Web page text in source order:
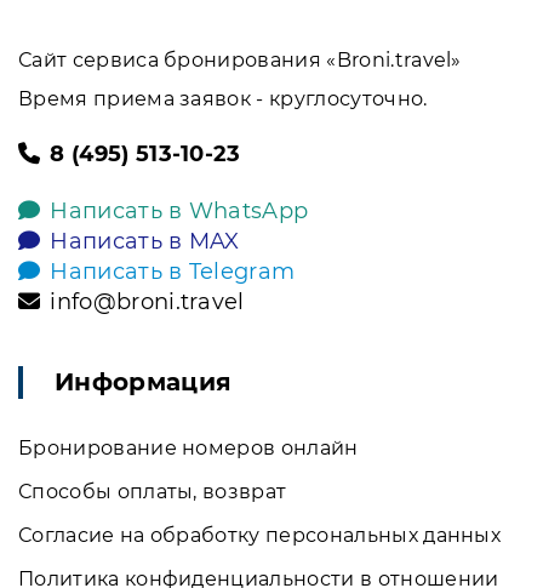
Сайт сервиса бронирования «Broni.travel»
Время приема заявок - круглосуточно.
8 (495) 513-10-23
Написать в WhatsApp
Написать в MAX
Написать в Telegram
info@broni.travel
Информация
Бронирование номеров онлайн
Способы оплаты, возврат
Согласие на обработку персональных данных
Политика конфиденциальности в отношении